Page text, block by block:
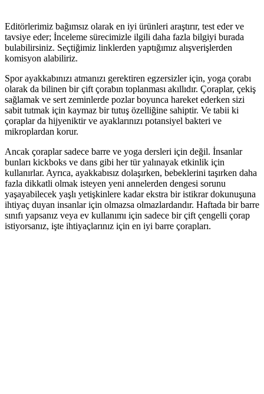
Editörlerimiz bağımsız olarak en iyi ürünleri araştırır, test eder ve
tavsiye eder; İnceleme sürecimizle ilgili daha fazla bilgiyi burada
bulabilirsiniz. Seçtiğimiz linklerden yaptığımız alışverişlerden
komisyon alabiliriz.
Spor ayakkabınızı atmanızı gerektiren egzersizler için, yoga çorabı
olarak da bilinen bir çift çorabın toplanması akıllıdır. Çoraplar, çekiş
sağlamak ve sert zeminlerde pozlar boyunca hareket ederken sizi
sabit tutmak için kaymaz bir tutuş özelliğine sahiptir. Ve tabii ki
çoraplar da hijyeniktir ve ayaklarınızı potansiyel bakteri ve
mikroplardan korur.
Ancak çoraplar sadece barre ve yoga dersleri için değil. İnsanlar
bunları kickboks ve dans gibi her tür yalınayak etkinlik için
kullanırlar. Ayrıca, ayakkabısız dolaşırken, bebeklerini taşırken daha
fazla dikkatli olmak isteyen yeni annelerden dengesi sorunu
yaşayabilecek yaşlı yetişkinlere kadar ekstra bir istikrar dokunuşuna
ihtiyaç duyan insanlar için olmazsa olmazlardandır. Haftada bir barre
sınıfı yapsanız veya ev kullanımı için sadece bir çift çengelli çorap
istiyorsanız, işte ihtiyaçlarınız için en iyi barre çorapları.